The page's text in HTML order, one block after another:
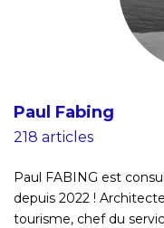
Paul Fabing
218 articles
Paul FABING est
depuis 2022 !
tourisme, chef du